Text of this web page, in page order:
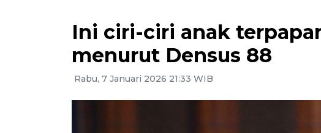
Ini ciri-ciri anak
menurut Densus 88
Rabu, 7 Januari 2026 21:33 WIB